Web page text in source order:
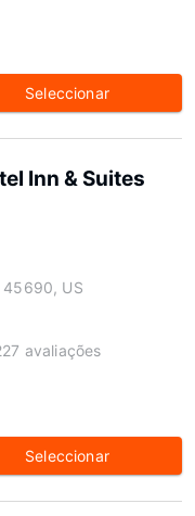
Seleccionar
Inn & Suites
45690, US
avaliações
Seleccionar